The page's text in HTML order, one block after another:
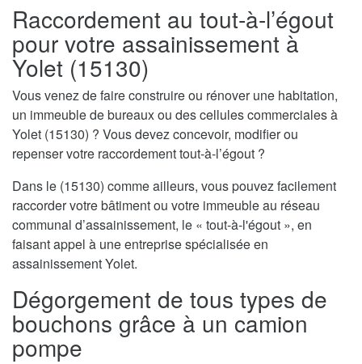
Raccordement au tout-à-l’égout
pour votre assainissement à
Yolet (15130)
Vous venez de faire construire ou rénover une habitation,
un immeuble de bureaux ou des cellules commerciales à
Yolet (15130) ? Vous devez concevoir, modifier ou
repenser votre raccordement tout-à-l’égout ?
Dans le (15130) comme ailleurs, vous pouvez facilement
raccorder votre bâtiment ou votre immeuble au réseau
communal d’assainissement, le « tout-à-l'égout », en
faisant appel à une entreprise spécialisée en
assainissement Yolet.
Dégorgement de tous types de
bouchons grâce à un camion
pompe